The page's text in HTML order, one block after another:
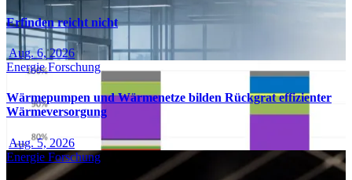
Erfinden reicht nicht
Aug. 6, 2026
EnergieForschung
Wärmepumpen und Wärmenetze bilden Rückgrat effizienter
Wärmeversorgung
Aug. 5, 2026
Energie Forschung